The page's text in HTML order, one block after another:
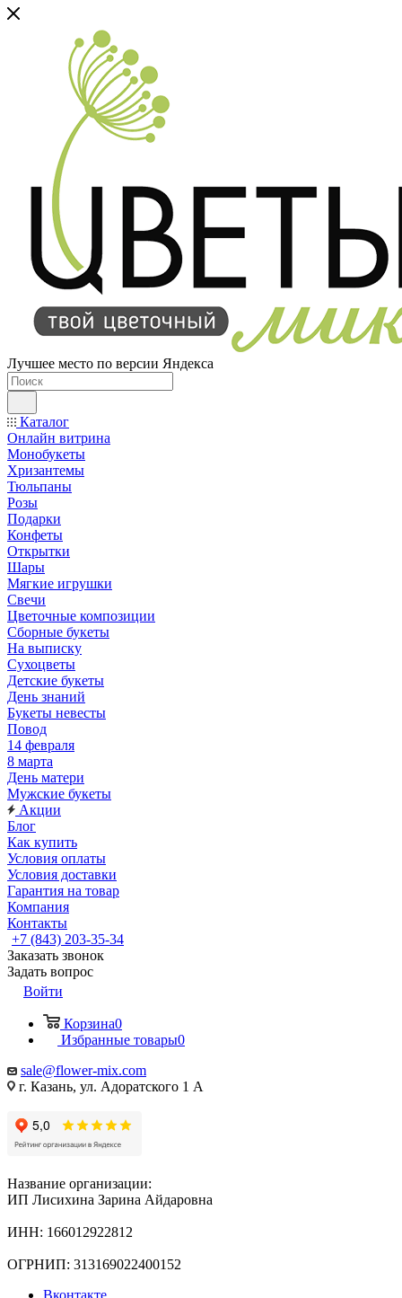
Лучшее место по версии Яндекса
Каталог
Онлайн витрина
Монобукеты
Хризантемы
Тюльпаны
Розы
Подарки
Конфеты
Открытки
Шары
Мягкие игрушки
Свечи
Цветочные композиции
Сборные букеты
На выписку
Сухоцветы
Детские букеты
День знаний
Букеты невесты
Повод
14 февраля
8 марта
День матери
Мужские букеты
Акции
Блог
Как купить
Условия оплаты
Условия доставки
Гарантия на товар
Компания
Контакты
+7 (843) 203-35-34
Заказать звонок
Задать вопрос
Войти
Корзина0
Избранные товары0
sale@flower-mix.com
г. Казань, ул. Адоратского 1 А
Название организации:
ИП Лисихина Зарина Айдаровна
ИНН: 166012922812
ОГРНИП: 313169022400152
Вконтакте